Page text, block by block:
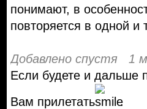
понимают, в
повторяется в одной
Добавлено спустя 1
Если будете и дальше
Вам прилетать
.